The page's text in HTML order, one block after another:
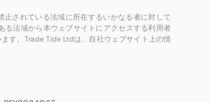
されている法域に所在するいかなる者に対して
る法域から本ウェブサイトにアクセスする利用者
す。Trade Tide Ltdは、自社ウェブサイト上の情